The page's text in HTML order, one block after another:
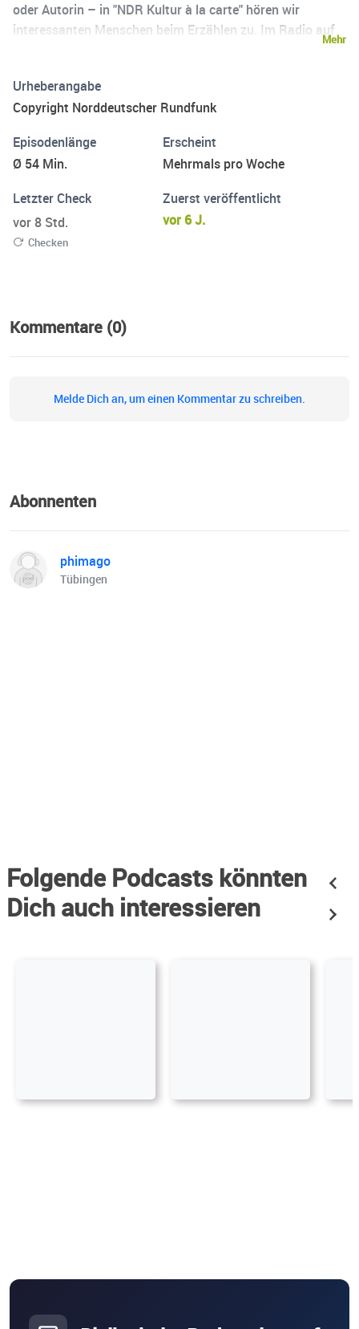
oder Autorin – in "NDR Kultur à la carte" hören wir
interessanten Menschen beim Erzählen zu. Im Radio auf
Mehr
Urheberangabe
Copyright Norddeutscher Rundfunk
Episodenlänge
Ø 54 Min.
Erscheint
Mehrmals pro Woche
Letzter Check
vor 8 Std.
Checken
Zuerst veröffentlicht
vor 6 J.
Kommentare (0)
Melde Dich an, um einen Kommentar zu schreiben.
Abonnenten
phimago
Tübingen
Folgende Podcasts könnten
Dich auch interessieren